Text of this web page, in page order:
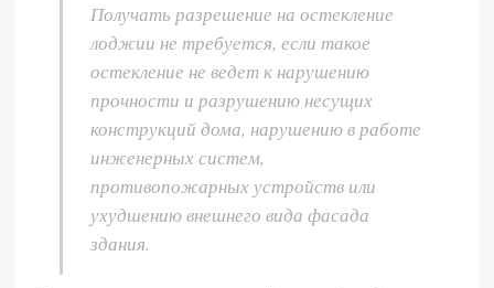
Получать разрешение на остекление
лоджии не требуется, если такое
остекление не ведет к нарушению
прочности и разрушению несущих
конструкций дома, нарушению в работе
инженерных систем,
противопожарных устройств или
ухудшению внешнего вида фасада
здания.